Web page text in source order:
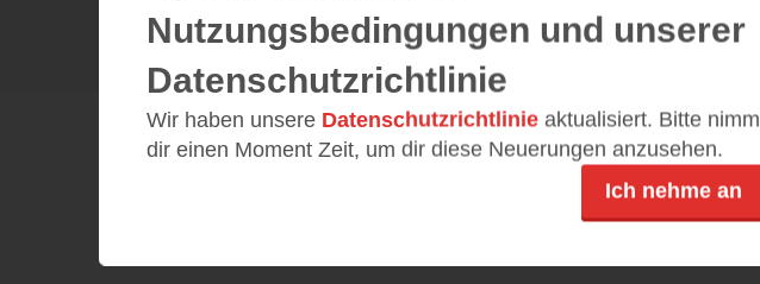
Leseeindrücke
Nutzungsbedingungen und unserer
Datenschutzrichtlinie
Wir haben unsere Datenschutzrichtlinie aktualisiert. Bitte nimm
dir einen Moment Zeit, um dir diese Neuerungen anzusehen.
Ich nehme an